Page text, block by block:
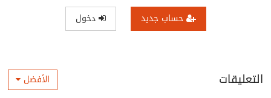
حساب جديد دخول
التعليقات الأفضل